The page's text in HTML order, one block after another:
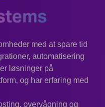
med at spare tid
automatisering
løsninger på
og har erfaring med
overvågning og